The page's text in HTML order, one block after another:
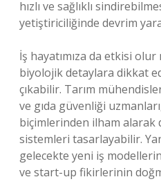
hızlı ve sağlıklı
yetiştiriciliğinde devrim
İş hayatımıza da etkisi
biyolojik detaylara dikkat
çıkabilir. Tarım
ve gıda güvenliği
biçimlerinden ilham alarak
sistemleri tasarlayabilir.
gelecekte yeni iş
ve start-up fikirlerinin